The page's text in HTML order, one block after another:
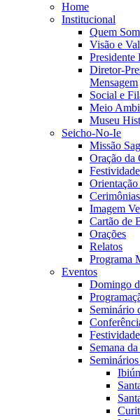
Home
Institucional
Quem
Visão e
Diretor-
Mensagem
Social e
Meio
Museu
Seicho-No-Ie
Missão
Oração da
Orientação
Imagem
Cartão de
Orações
Relatos
Programa
Eventos
Domingo
Seminário
Semana